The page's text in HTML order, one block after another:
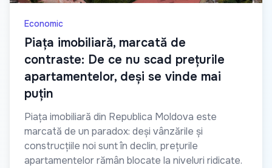
Economic
Piața imobiliară, marcată de
contraste: De ce nu scad prețurile
apartamentelor, deși se vinde mai
puțin
Piața imobiliară din Republica Moldova este
marcată de un paradox: deși vânzările și
construcțiile noi sunt în declin, prețurile
apartamentelor rămân blocate la niveluri ridicate.